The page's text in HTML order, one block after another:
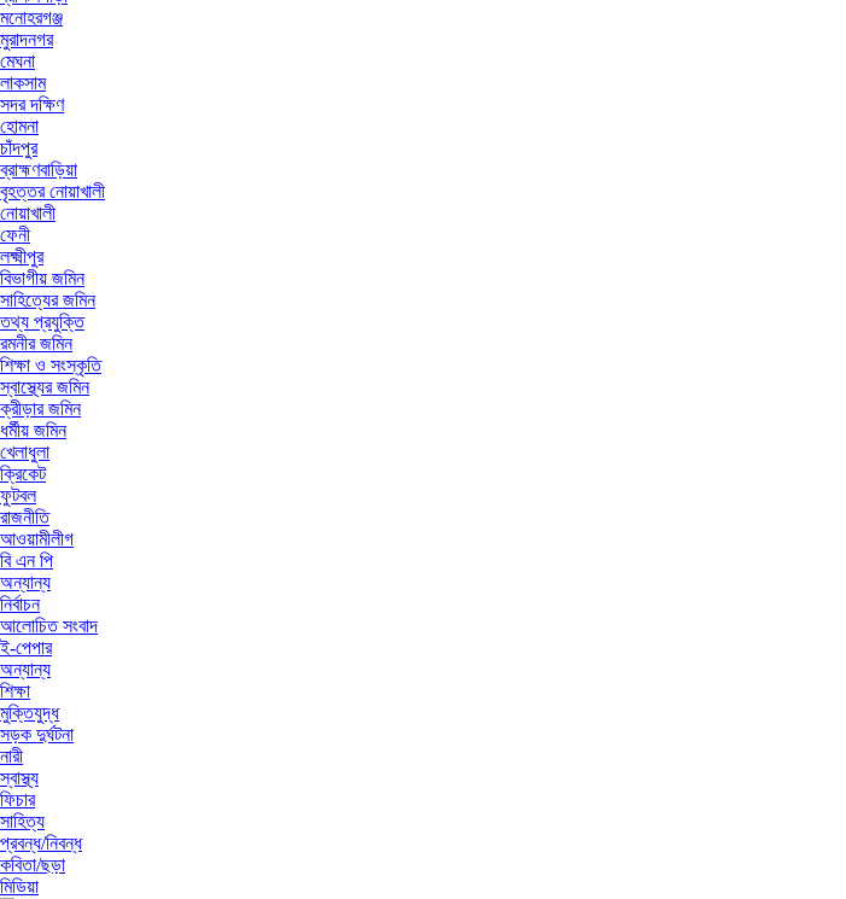
মনোহরগঞ্জ
মুরাদনগর
মেঘনা
লাকসাম
সদর দক্ষিণ
হোমনা
চাঁদপুর
ব্রাহ্মণবাড়িয়া
বৃহত্তর নোয়াখালী
নোয়াখালী
ফেনী
লক্ষ্মীপুর
বিভাগীয় জমিন
সাহিত্যের জমিন
তথ্য প্রযুক্তি
রমনীর জমিন
শিক্ষা ও সংস্কৃতি
স্বাস্থ্যের জমিন
ক্রীড়ার জমিন
ধর্মীয় জমিন
খেলাধুলা
ক্রিকেট
ফুটবল
রাজনীতি
আওয়ামীলীগ
বি এন পি
অন্যান্য
নির্বাচন
আলোচিত সংবাদ
ই-পেপার
অন্যান্য
শিক্ষা
মুক্তিযুদ্ধ
সড়ক দুর্ঘটনা
নারী
স্বাস্থ্য
ফিচার
সাহিত্য
প্রবন্ধ/নিবন্ধ
কবিতা/ছড়া
মিডিয়া